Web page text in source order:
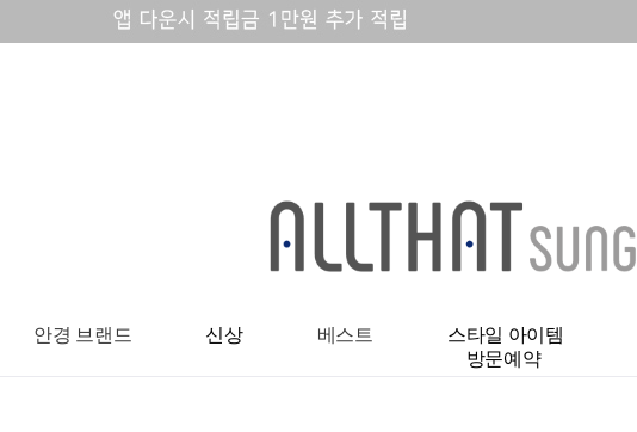
안경 브랜드 신상 베스트 스타일 아이템
방문예약